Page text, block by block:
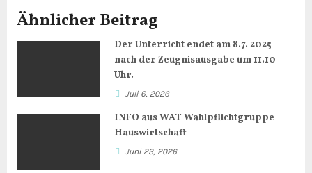
t
r
g
Ähnlicher Beitrag
Der Unterricht endet am 8.7. 2025
nach der Zeugnisausgabe um 11.10
Uhr.
Juli 6, 2026
INFO aus WAT Wahlpflichtgruppe
Hauswirtschaft
Juni 23, 2026